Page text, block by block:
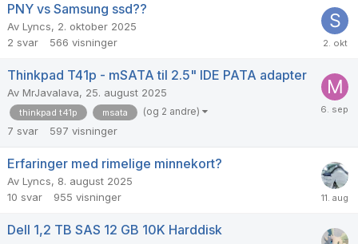
PNY vs Samsung ssd??
Av Lyncs, 2. oktober 2025
2 svar 566 visninger
Thinkpad T41p - mSATA til 2.5" IDE PATA adapter
Av MrJavalava, 25. august 2025
thinkpad t41p msata (og 2 andre)
7 svar 597 visninger
Erfaringer med rimelige minnekort?
Av Lyncs, 8. august 2025
10 svar 955 visninger
Dell 1,2 TB SAS 12 GB 10K Harddisk